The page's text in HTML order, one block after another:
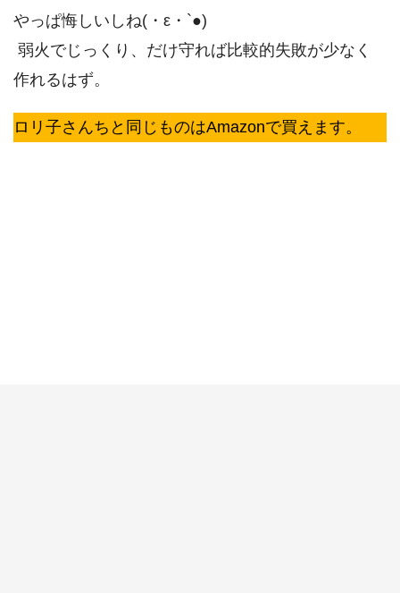
やっぱ悔しいしね(・ε・`●)
弱火でじっくり、だけ守れば比較的失敗が少なく
作れるはず。
ロリ子さんちと同じものはAmazonで買えます。